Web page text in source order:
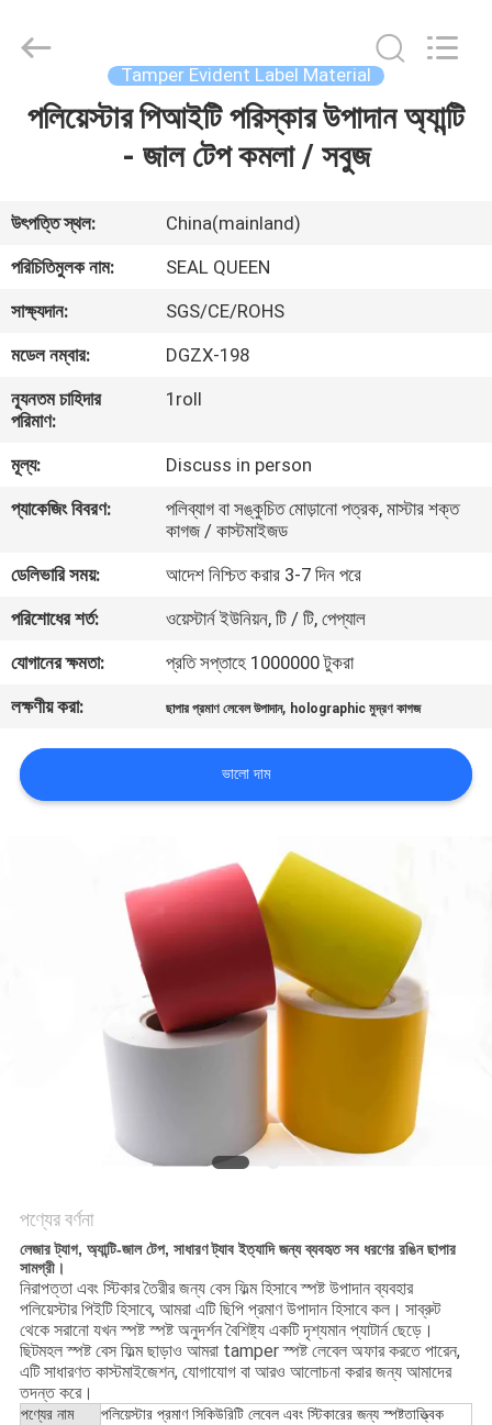
বাড়ি
আমাদের
সম্পর্কে
কারখানা
ভ্রমণ
মান
নিয়ন্ত্রণ
যোগাযোগ
করুন
উদ্ধৃতির
আবেদন
Material
Reserved.
Tamper Evident Label Material
পলিয়েস্টার পিআইটি পরিস্কার উপাদান অ্যান্টি
- জাল টেপ কমলা / সবুজ
উৎপত্তি স্থল:
China(mainland)
পরিচিতিমুলক নাম:
SEAL QUEEN
সাক্ষ্যদান:
SGS/CE/ROHS
মডেল নম্বার:
DGZX-198
ন্যূনতম চাহিদার
পরিমাণ:
1roll
মূল্য:
Discuss in person
প্যাকেজিং বিবরণ:
পলিব্যাগ বা সঙ্কুচিত মোড়ানো পত্রক, মাস্টার শক্ত
কাগজ / কাস্টমাইজড
ডেলিভারি সময়:
আদেশ নিশ্চিত করার 3-7 দিন পরে
পরিশোধের শর্ত:
ওয়েস্টার্ন ইউনিয়ন, টি / টি, পেপ্যাল
যোগানের ক্ষমতা:
প্রতি সপ্তাহে 1000000 টুকরা
লক্ষণীয় করা:
ছাপার প্রমাণ লেবেল উপাদান, holographic মুদ্রণ কাগজ
ভালো দাম
পণ্যের বর্ণনা
লেজার ট্যাগ, অ্যান্টি-জাল টেপ, সাধারণ ট্যাব ইত্যাদি জন্য ব্যবহৃত সব ধরণের রঙিন ছাপার
সামগ্রী।
নিরাপত্তা এবং স্টিকার তৈরীর জন্য বেস ফিল্ম হিসাবে স্পষ্ট উপাদান ব্যবহার
পলিয়েস্টার পিইটি হিসাবে, আমরা এটি ছিপি প্রমাণ উপাদান হিসাবে কল। সাব্রুট
থেকে সরানো যখন স্পষ্ট স্পষ্ট অনুদর্শন বৈশিষ্ট্য একটি দৃশ্যমান প্যাটার্ন ছেড়ে।
ছিটমহল স্পষ্ট বেস ফিল্ম ছাড়াও আমরা tamper স্পষ্ট লেবেল অফার করতে পারেন,
এটি সাধারণত কাস্টমাইজেশন, যোগাযোগ বা আরও আলোচনা করার জন্য আমাদের
তদন্ত করে।
পণ্যের নাম
পলিয়েস্টার প্রমাণ সিকিউরিটি লেবেল এবং স্টিকারের জন্য স্পষ্টতাত্ত্বিক